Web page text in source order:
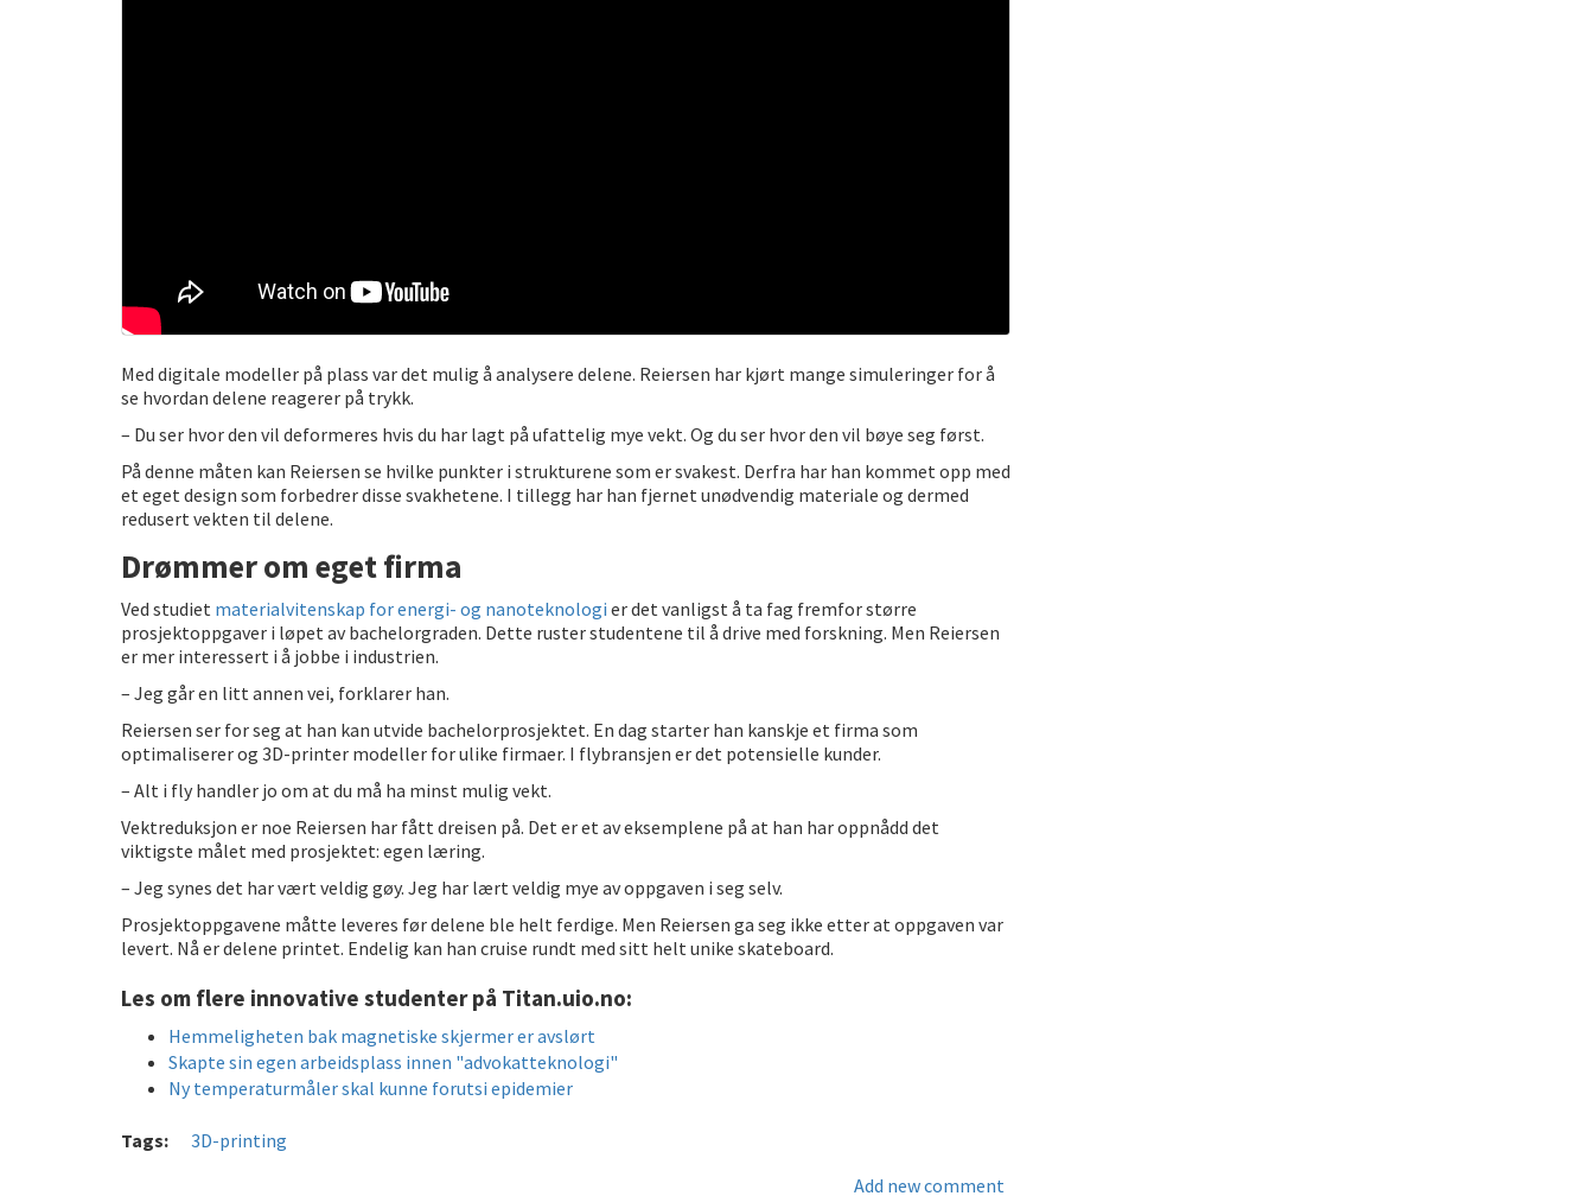
Med digitale modeller på plass var det mulig å analysere delene. Reiersen har kjørt mange simuleringer for å
se hvordan delene reagerer på trykk.
– Du ser hvor den vil deformeres hvis du har lagt på ufattelig mye vekt. Og du ser hvor den vil bøye seg først.
På denne måten kan Reiersen se hvilke punkter i strukturene som er svakest. Derfra har han kommet opp med
et eget design som forbedrer disse svakhetene. I tillegg har han fjernet unødvendig materiale og dermed
redusert vekten til delene.
Drømmer om eget firma
Ved studiet materialvitenskap for energi- og nanoteknologi er det vanligst å ta fag fremfor større
prosjektoppgaver i løpet av bachelorgraden. Dette ruster studentene til å drive med forskning. Men Reiersen
er mer interessert i å jobbe i industrien.
– Jeg går en litt annen vei, forklarer han.
Reiersen ser for seg at han kan utvide bachelorprosjektet. En dag starter han kanskje et firma som
optimaliserer og 3D-printer modeller for ulike firmaer. I flybransjen er det potensielle kunder.
– Alt i fly handler jo om at du må ha minst mulig vekt.
Vektreduksjon er noe Reiersen har fått dreisen på. Det er et av eksemplene på at han har oppnådd det
viktigste målet med prosjektet: egen læring.
– Jeg synes det har vært veldig gøy. Jeg har lært veldig mye av oppgaven i seg selv.
Prosjektoppgavene måtte leveres før delene ble helt ferdige. Men Reiersen ga seg ikke etter at oppgaven var
levert. Nå er delene printet. Endelig kan han cruise rundt med sitt helt unike skateboard.
Les om flere innovative studenter på Titan.uio.no:
Hemmeligheten bak magnetiske skjermer er avslørt
Skapte sin egen arbeidsplass innen "advokatteknologi"
Ny temperaturmåler skal kunne forutsi epidemier
Tags:
3D-printing
Add new comment